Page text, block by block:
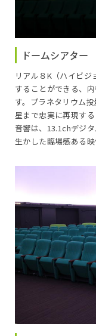
ドームシアター
リアル８K（ハイビ
することができる、
す。プラネタリウム
星まで忠実に再現する
音響は、13.1chデジ
生かした臨場感ある